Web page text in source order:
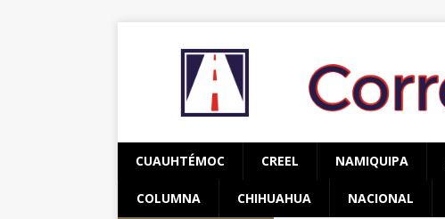
CUAUHTÉMOC CREEL NAMIQUIPA
COLUMNA CHIHUAHUA NACIONAL